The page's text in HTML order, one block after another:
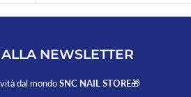
NEWSLETTER
dal mondoSNC NAIL STORE🎁